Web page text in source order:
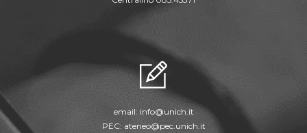
email: info@unich.it
PEC: ateneo@pec.unich.it